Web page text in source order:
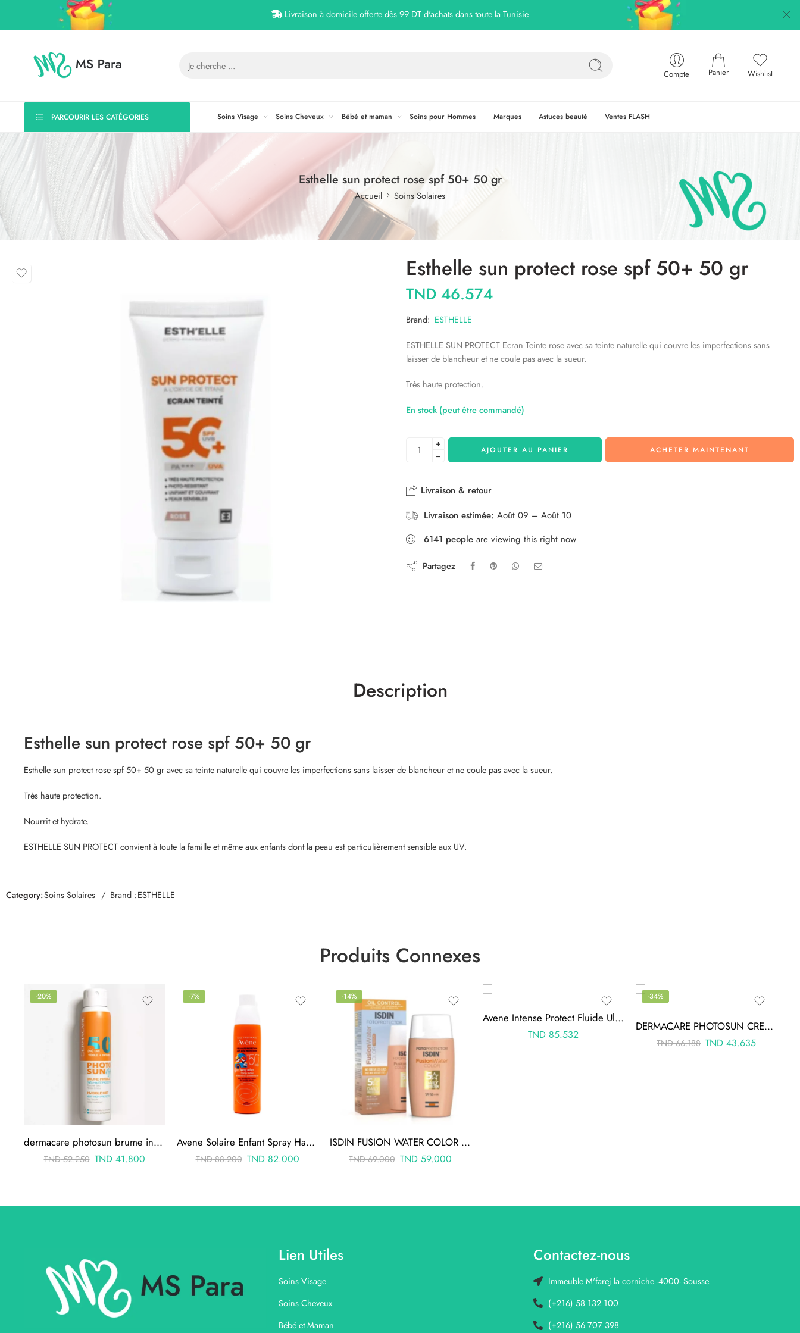
Livraison à domicile offerte dès 99 DT d'achats dans toute la Tunisie
Compte Panier Wishlist
PARCOURIR LES CATÉGORIES Soins Visage Soins Cheveux Bébé et maman Soins pour Hommes Marques Astuces beauté Ventes FLASH
Esthelle sun protect rose spf 50+ 50 gr
Accueil Soins Solaires
Esthelle sun protect rose spf 50+ 50 gr
TND 46.574
Brand: ESTHELLE
ESTHELLE SUN PROTECT Ecran Teinte rose avec sa teinte naturelle qui couvre les imperfections sans
laisser de blancheur et ne coule pas avec la sueur.
Très haute protection.
En stock (peut être commandé)
+
−
AJOUTER AU PANIER ACHETER MAINTENANT
Livraison & retour
Livraison estimée: Août 09 – Août 10
6141 people are viewing this right now
Partagez
Description
Esthelle sun protect rose spf 50+ 50 gr
Esthellesun protect rose spf 50+ 50 gr avec sa teinte naturelle qui couvre les imperfections sans laisser de blancheur et ne coule pas avec la sueur.
Très haute protection.
Nourrit et hydrate.
ESTHELLE SUN PROTECT convient à toute la famille et même aux enfants dont la peau est particulièrement sensible aux UV.
Category:Soins Solaires Brand :ESTHELLE
Produits Connexes
-20%
dermacare photosun brume invisible 150 ml
TND52.250 TND41.800
-7%
Avene Solaire Enfant Spray Haute Protection Spf 50+ 200ml
TND88.200 TND82.000
-14%
ISDIN FUSION WATER COLOR MEDIUM 50+ 50ML
TND69.000 TND 59.000
Avene Intense Protect Fluide Ultra-Résistant a l’Eau SPF50+ 150ml
TND 85.532
-34%
DERMACARE PHOTOSUN CREME SOLAIRE TEINTEE 1.5 PEAU MIXTE A GRASSE SPF50+ 50ML
TND66.188 TND 43.635
Lien Utiles
Soins Visage
Soins Cheveux
Bébé et Maman
Contactez-nous
Immeuble M'farej la corniche -4000- Sousse.
(+216) 58 132 100
(+216) 56 707 398